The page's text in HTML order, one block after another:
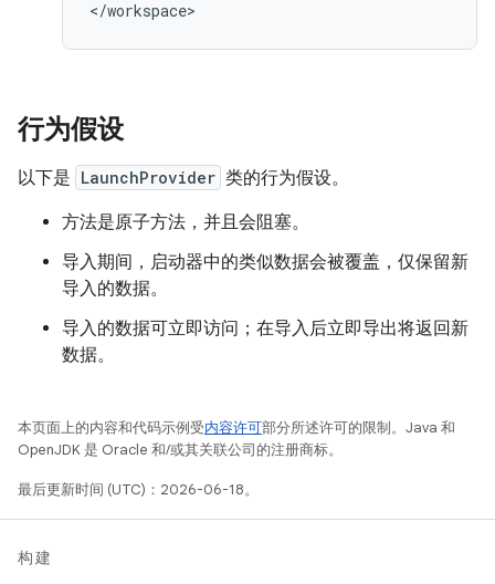
行为假设
以下是 LaunchProvider 类的行为假设。
方法是原子方法，并且会阻塞。
导入期间，启动器中的类似数据会被覆盖，仅保留新
导入的数据。
导入的数据可立即访问；在导入后立即导出将返回新
数据。
本页面上的内容和代码示例受内容许可部分所述许可的限制。Java 和
OpenJDK 是 Oracle 和/或其关联公司的注册商标。
最后更新时间 (UTC)：2026-06-18。
构建